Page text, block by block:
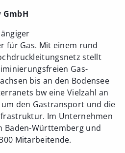
für Gas. Mit einem rund
stellt
Gas-
bis an den Bodensee
bw eine Vielzahl an
den Gastransport und die
Im Unternehmen
Baden-Württemberg und
Mitarbeitende.